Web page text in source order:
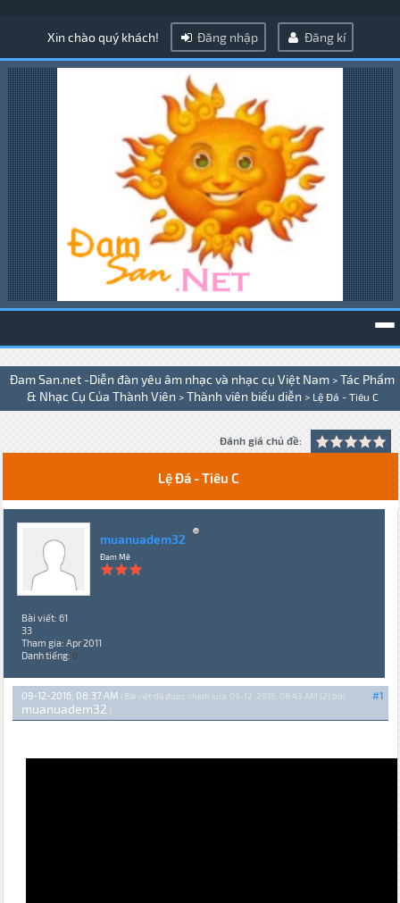
Xin chào quý khách! Đăng nhập Đăng kí
Đam San.net -Diễn đàn yêu âm nhạc và nhạc cụ Việt Nam > Tác Phẩm
& Nhạc Cụ Của Thành Viên > Thành viên biểu diễn > Lệ Đá - Tiêu C
Đánh giá chủ đề:
Lệ Đá - Tiêu C
muanuadem32
Đam Mê
Bài viết: 61
33
Tham gia: Apr 2011
Danh tiếng: 0
#1
09-12-2016, 08:37 AM (Bài viết đã được chỉnh sửa: 09-12-2016, 08:43 AM {2} bởi
muanuadem32 .)